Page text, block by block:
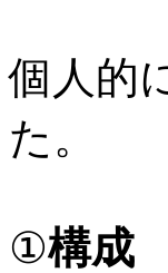
個人的
た。
①構成